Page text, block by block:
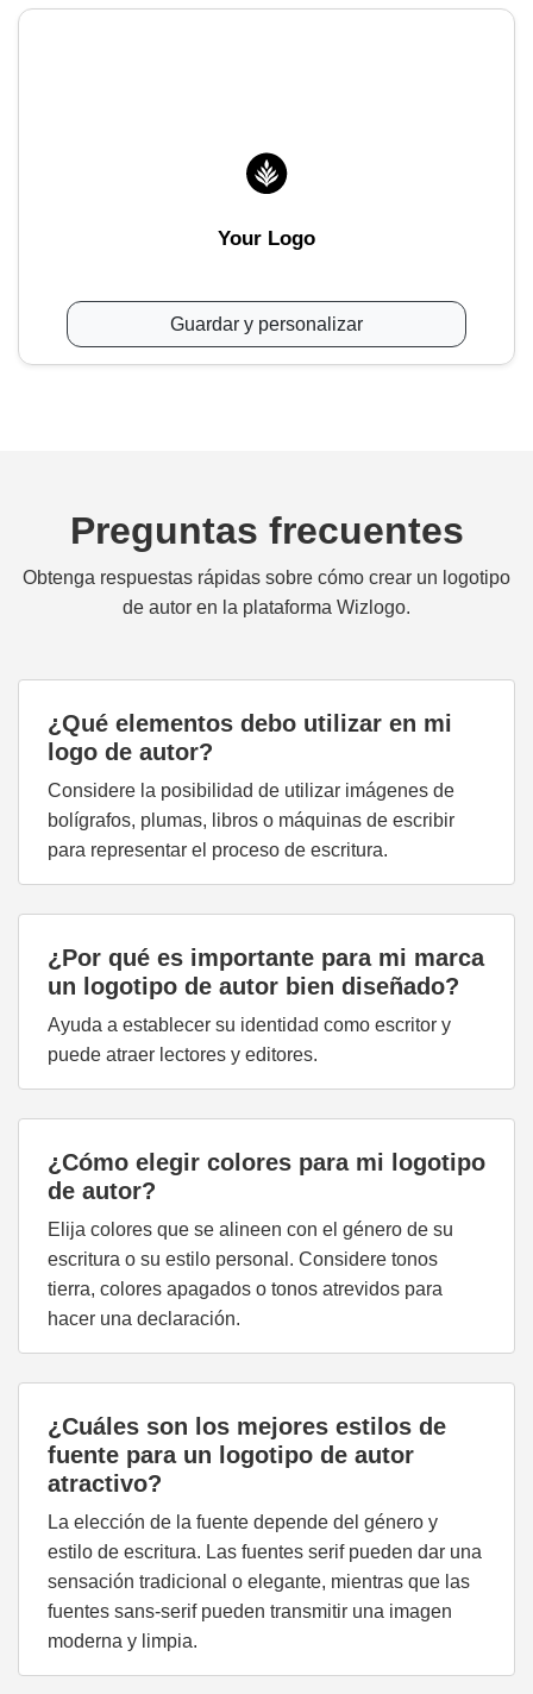
Your Logo
Guardar y personalizar
Preguntas frecuentes
Obtenga respuestas rápidas sobre cómo crear un logotipo
de autor en la plataforma Wizlogo.
¿Qué elementos debo utilizar en mi
logo de autor?
Considere la posibilidad de utilizar imágenes de
bolígrafos, plumas, libros o máquinas de escribir
para representar el proceso de escritura.
¿Por qué es importante para mi marca
un logotipo de autor bien diseñado?
Ayuda a establecer su identidad como escritor y
puede atraer lectores y editores.
¿Cómo elegir colores para mi logotipo
de autor?
Elija colores que se alineen con el género de su
escritura o su estilo personal. Considere tonos
tierra, colores apagados o tonos atrevidos para
hacer una declaración.
¿Cuáles son los mejores estilos de
fuente para un logotipo de autor
atractivo?
La elección de la fuente depende del género y
estilo de escritura. Las fuentes serif pueden dar una
sensación tradicional o elegante, mientras que las
fuentes sans-serif pueden transmitir una imagen
moderna y limpia.